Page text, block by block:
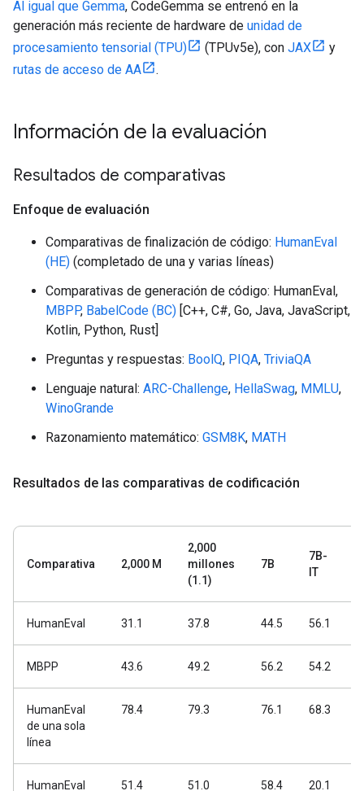
Al igual que Gemma, CodeGemma se entrenó en la
generación más reciente de hardware de unidad de
procesamiento tensorial (TPU)
(TPUv5e), con JAX
y
rutas de acceso de AA
.
Información de la evaluación
Resultados de comparativas
Enfoque de evaluación
Comparativas de finalización de código: HumanEval
(HE) (completado de una y varias líneas)
Comparativas de generación de código: HumanEval,
MBPP, BabelCode (BC) [C++, C#, Go, Java, JavaScript,
Kotlin, Python, Rust]
Preguntas y respuestas: BoolQ, PIQA, TriviaQA
Lenguaje natural: ARC-Challenge, HellaSwag, MMLU,
WinoGrande
Razonamiento matemático: GSM8K, MATH
Resultados de las comparativas de codificación
Comparativa 2,000 M
2,000
millones
(1.1)
7B
7B-
IT
HumanEval 31.1 37.8 44.5 56.1
MBPP 43.6 49.2 56.2 54.2
HumanEval
de una sola
línea
78.4 79.3 76.1 68.3
HumanEval
51.4 51.0 58.4 20.1